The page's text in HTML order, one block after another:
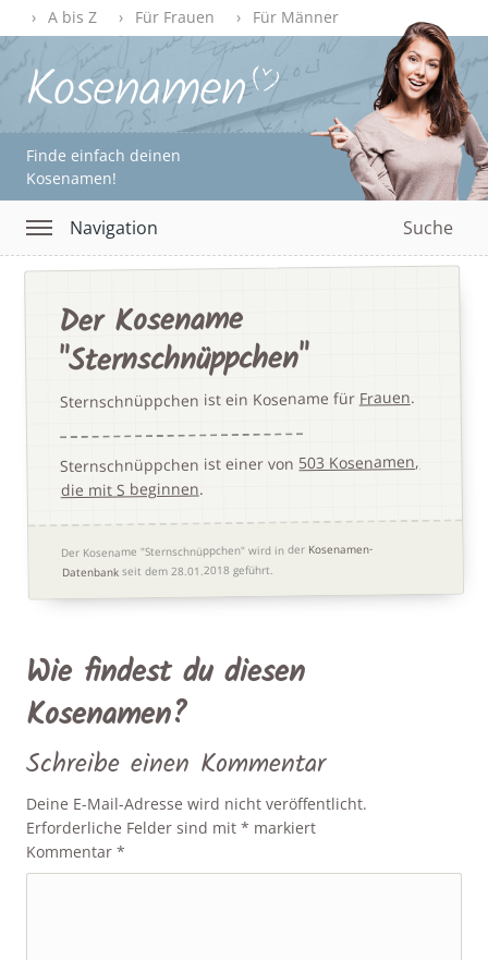
A bis Z Für Frauen Für Männer
Finde einfach deinen
Kosenamen!
Navigation Suche
Der Kosename
"Sternschnüppchen"
Sternschnüppchen ist ein Kosename fürFrauen.
Sternschnüppchen ist einer von503 Kosenamen,
die mit S beginnen.
Der Kosename "Sternschnüppchen" wird in der Kosenamen-
Datenbankseit dem 28.01.2018 geführt.
Wie findest du diesen
Kosenamen?
Schreibe einen Kommentar
Deine E-Mail-Adresse wird nicht veröffentlicht.
Erforderliche Felder sind mit* markiert
Kommentar*